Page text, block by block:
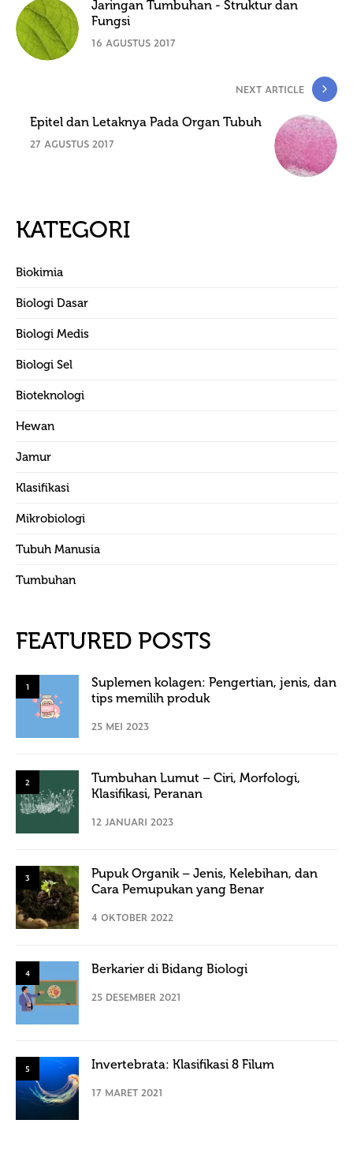
Jaringan Tumbuhan - Struktur dan
Fungsi
16 AGUSTUS 2017
NEXT ARTICLE
Epitel dan Letaknya Pada Organ Tubuh
27 AGUSTUS 2017
KATEGORI
Biokimia
Biologi Dasar
Biologi Medis
Biologi Sel
Bioteknologi
Hewan
Jamur
Klasifikasi
Mikrobiologi
Tubuh Manusia
Tumbuhan
FEATURED POSTS
1
Suplemen kolagen: Pengertian, jenis, dan
tips memilih produk
25 MEI 2023
2
Tumbuhan Lumut – Ciri, Morfologi,
Klasifikasi, Peranan
12 JANUARI 2023
3
Pupuk Organik – Jenis, Kelebihan, dan
Cara Pemupukan yang Benar
4 OKTOBER 2022
4 Berkarier di Bidang Biologi
25 DESEMBER 2021
5 Invertebrata: Klasifikasi 8 Filum
17 MARET 2021